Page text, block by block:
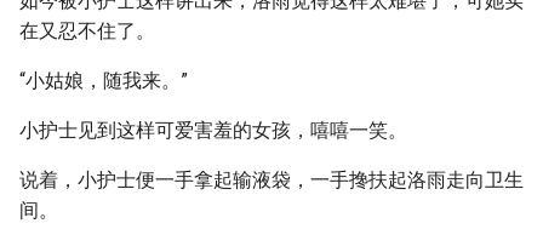
在又忍不住了。
“小姑娘，随我来。”
小护士见到这样可爱害羞的女孩，嘻嘻一笑。
说着，小护士便一手拿起输液袋，一手搀扶起洛雨走向卫生
间。